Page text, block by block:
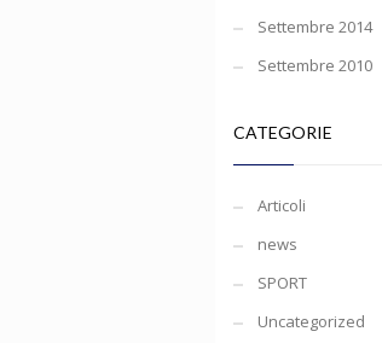
Settembre 2014
Settembre 2010
CATEGORIE
Articoli
news
SPORT
Uncategorized